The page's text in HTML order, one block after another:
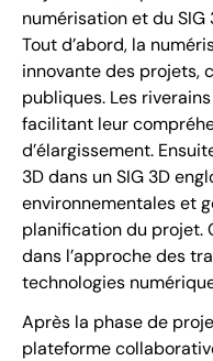
numérisation et du
Tout d’abord, la
innovante des projets,
publiques. Les
facilitant leur
d’élargissement.
3D dans un SIG 3D
environnementales et
planification du projet.
dans l’approche des
technologies
Après la phase de
plateforme